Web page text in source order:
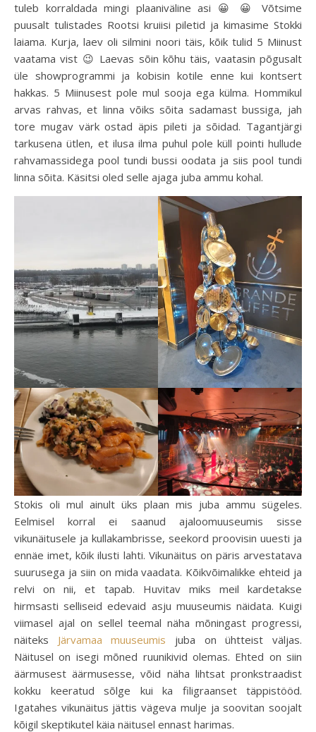
tuleb korraldada mingi plaaniväline asi 😀 😀 Võtsime
puusalt tulistades Rootsi kruiisi piletid ja kimasime Stokki
laiama. Kurja, laev oli silmini noori täis, kõik tulid 5 Miinust
vaatama vist 😉 Laevas sõin kõhu täis, vaatasin põgusalt
üle showprogrammi ja kobisin kotile enne kui kontsert
hakkas. 5 Miinusest pole mul sooja ega külma. Hommikul
arvas rahvas, et linna võiks sõita sadamast bussiga, jah
tore mugav värk ostad äpis pileti ja sõidad. Tagantjärgi
tarkusena ütlen, et ilusa ilma puhul pole küll pointi hullude
rahvamassidega pool tundi bussi oodata ja siis pool tundi
linna sõita. Käsitsi oled selle ajaga juba ammu kohal.
Stokis oli mul ainult üks plaan mis juba ammu sügeles.
Eelmisel korral ei saanud ajaloomuuseumis sisse
vikunäitusele ja kullakambrisse, seekord proovisin uuesti ja
ennäe imet, kõik ilusti lahti. Vikunäitus on päris arvestatava
suurusega ja siin on mida vaadata. Kõikvõimalikke ehteid ja
relvi on nii, et tapab. Huvitav miks meil kardetakse
hirmsasti selliseid edevaid asju muuseumis näidata. Kuigi
viimasel ajal on sellel teemal näha mõningast progressi,
näiteks Järvamaa muuseumis juba on ühtteist väljas.
Näitusel on isegi mõned ruunikivid olemas. Ehted on siin
äärmusest äärmusesse, võid näha lihtsat pronkstraadist
kokku keeratud sõlge kui ka filigraanset täppistööd.
Igatahes vikunäitus jättis vägeva mulje ja soovitan soojalt
kõigil skeptikutel käia näitusel ennast harimas.